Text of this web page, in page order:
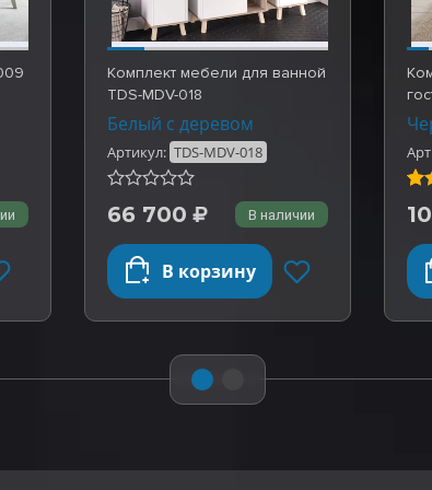
Комплект мебели для ванной
TDS-MDV-018
Белый с деревом
Артикул: TDS-MDV-018
66 700 В наличии
В корзину
5,0
5
(1)